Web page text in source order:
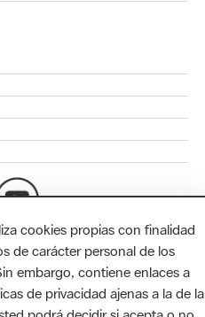
1a planta. Badajoz, 49.
/ xarxaparcs@diba.cat
cookies propias con finalidad
de carácter personal de los
embargo, contiene enlaces a
de privacidad ajenas a la de la